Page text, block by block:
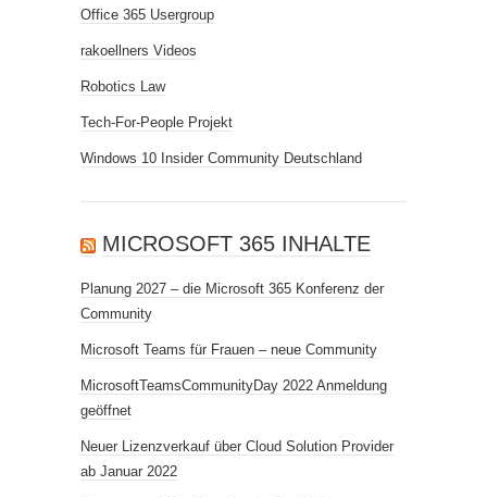
Office 365 Usergroup
rakoellners Videos
Robotics Law
Tech-For-People Projekt
Windows 10 Insider Community Deutschland
MICROSOFT 365 INHALTE
Planung 2027 – die Microsoft 365 Konferenz der
Community
Microsoft Teams für Frauen – neue Community
MicrosoftTeamsCommunityDay 2022 Anmeldung
geöffnet
Neuer Lizenzverkauf über Cloud Solution Provider
ab Januar 2022